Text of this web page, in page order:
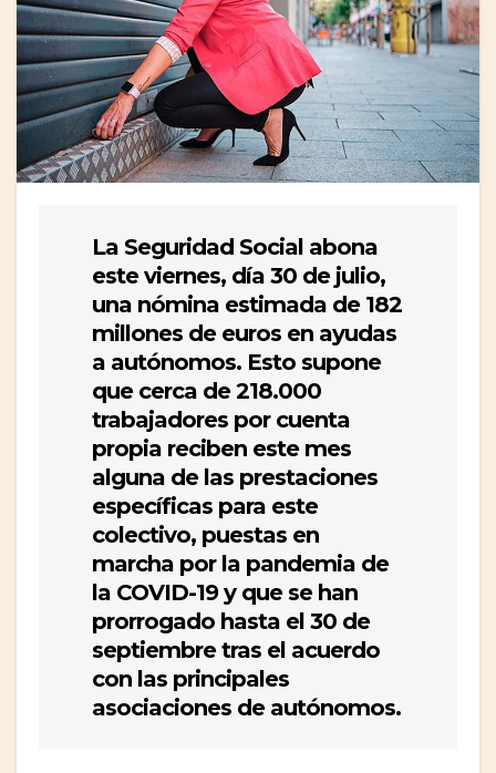
La Seguridad Social abona
este viernes, día 30 de julio,
una nómina estimada de 182
millones de euros en ayudas
a autónomos. Esto supone
que cerca de 218.000
trabajadores por cuenta
propia reciben este mes
alguna de las prestaciones
específicas para este
colectivo, puestas en
marcha por la pandemia de
la COVID-19 y que se han
prorrogado hasta el 30 de
septiembre tras el acuerdo
con las principales
asociaciones de autónomos.